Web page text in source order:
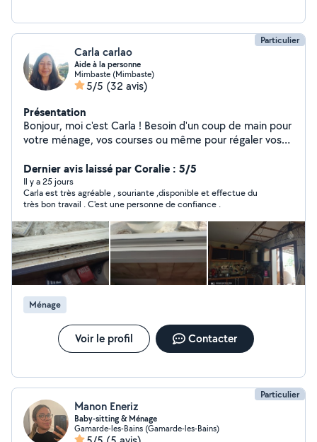
Particulier
Carla carlao
Aide à la personne
Mimbaste (Mimbaste)
5/5 (32 avis)
Présentation
Bonjour, moi c'est Carla ! Besoin d'un coup de main pour
votre ménage, vos courses ou même pour régaler vos
bon endroit ! Je suis une fée du logis, une experte du
balai et une magicienne des fourneaux (avec une petite
préférence pour les pasteis de nata plutôt que la
poussière !). Souriante, efficace et toujours de bonne
humeur, je mets mon énergie au service de votre
quotidien. Alors, prêt(e) à vous simplifier la vie ?
Contactez-moi, et laissez-moi faire le reste !
Dernier avis laissé par Coralie : 5/5
Il y a 25 jours
Carla est très agréable , souriante ,disponible et effectue du
très bon travail . C'est une personne de confiance .
Ménage
Voir le profil Contacter
Particulier
Manon Eneriz
Baby-sitting & Ménage
Gamarde-les-Bains (Gamarde-les-Bains)